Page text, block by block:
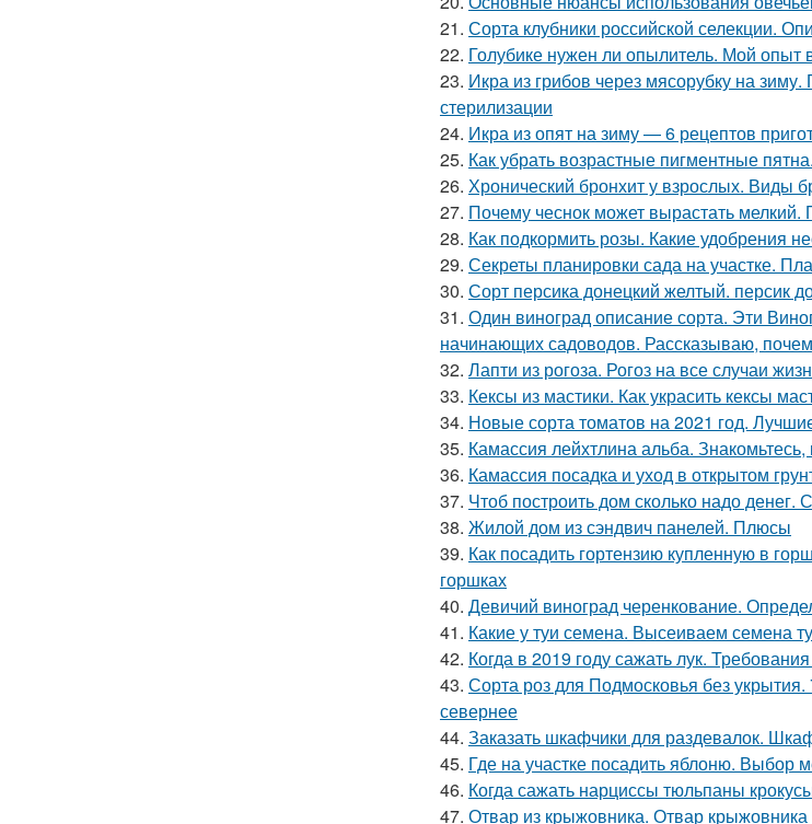
21. Сорта клубники российской селекции.
22. Голубике нужен ли опылитель. Мой опыт
23. Икра из грибов через мясорубку на
стерилизации
24. Икра из опят на зиму — 6 рецептов
25. Как убрать возрастные пигментные
26. Хронический бронхит у взрослых. Виды
27. Почему чеснок может вырастать мелкий.
28. Как подкормить розы. Какие удобрения
29. Секреты планировки сада на участке.
30. Сорт персика донецкий желтый. персик
31. Один виноград описание сорта. Эти
начинающих садоводов. Рассказываю,
32. Лапти из рогоза. Рогоз на все случаи
33. Кексы из мастики. Как украсить кексы
34. Новые сорта томатов на 2021 год.
35. Камассия лейхтлина альба.
36. Камассия посадка и уход в открытом
37. Чтоб построить дом сколько надо
38. Жилой дом из сэндвич панелей. Плюсы
39. Как посадить гортензию купленную в
горшках
40. Девичий виноград черенкование.
41. Какие у туи семена. Высеиваем семена
42. Когда в 2019 году сажать лук.
43. Сорта роз для Подмосковья без
севернее
44. Заказать шкафчики для раздевалок.
45. Где на участке посадить яблоню. Выбор
46. Когда сажать нарциссы тюльпаны
47. Отвар из крыжовника. Отвар крыжовника